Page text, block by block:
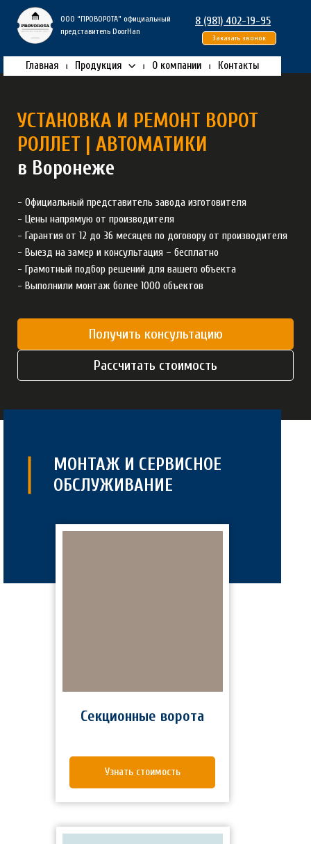
Заказать звонок
8 (981) 402-19-95
Главная Продукция О компании Контакты
ООО “ПРОВОРОТА” официальный
представитель DoorHan
УСТАНОВКА И РЕМОНТ ВОРОТ
РОЛЛЕТ | АВТОМАТИКИ
в Воронеже
- Официальный представитель завода изготовителя
- Цены напрямую от производителя
- Гарантия от 12 до 36 месяцев по договору от производителя
- Выезд на замер и консультация – бесплатно
- Грамотный подбор решений для вашего объекта
- Выполнили монтаж более 1000 объектов
Получить консультацию
Рассчитать стоимость
МОНТАЖ И СЕРВИСНОЕ
ОБСЛУЖИВАНИЕ
Узнать стоимость
Секционные ворота